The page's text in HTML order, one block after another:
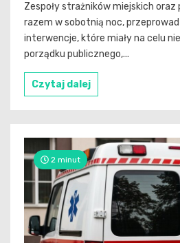
Zespoły strażników miejskich oraz
razem w sobotnią noc,
interwencje, które miały na celu
porządku publicznego,...
Czytaj dalej
2 minut